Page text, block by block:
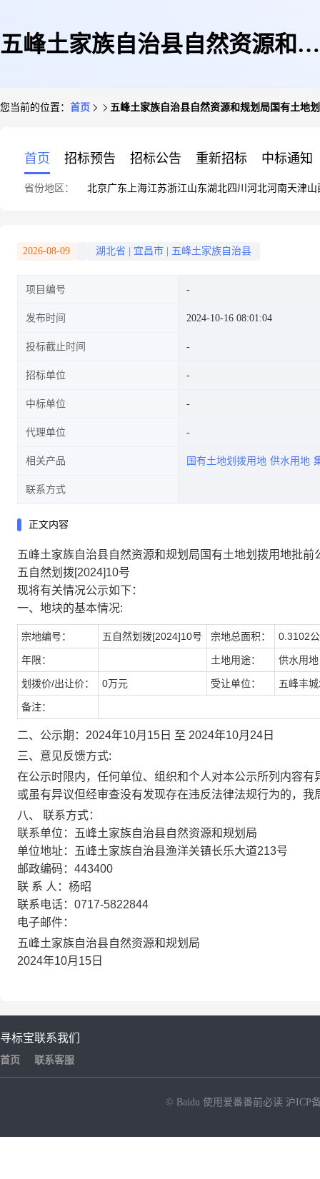
五峰土家族自治县自然资源和规
您当前的位置： 首页 五峰土家族自治县自然资源和规划局国有土地
首页 招标预告 招标公告 重新招标 中标通知
省份地区： 北京广东 上海江苏浙江山东湖北四川 河北河南天津山
2026-08-09 湖北省 宜昌市 五峰土家族自治县
项目编号
发布时间 2024-10-16 08:01:04
投标截止时间
招标单位
中标单位
代理单位
相关产品 国有土地划拨用地 供水用地
联系方式
正文内容
五峰土家族自治县自然资源和规划局国有土地划拨用地批前
五自然划拨[2024]10号
现将有关情况公示如下：
一、地块的基本情况:
宗地编号： 五自然划拨[2024]10号 宗地总面积： 0.3102
年限： 土地用途： 供水用地
划拨价/出让价： 0万元 受让单位： 五峰丰
备注：
二、公示期：2024年10月15日 至 2024年10月24日
三、意见反馈方式:
在公示时限内，任何单位、组织和个人对本公示所列内容
或虽有异议但经审查没有发现存在违反法律法规行为的，
八、 联系方式：
联系单位：五峰土家族自治县自然资源和规划局
单位地址：五峰土家族自治县渔洋关镇长乐大道213号
邮政编码：443400
联 系 人：杨昭
联系电话：0717-5822844
电子邮件：
五峰土家族自治县自然资源和规划局
2024年10月15日
寻标宝
首页
联系我们
联系客服
© Baidu 使用爱番番前必读 沪ICP